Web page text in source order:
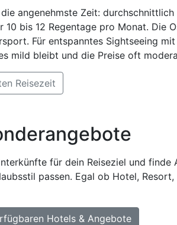
angenehmste Zeit: durchschnittlich
10 bis 12 Regentage pro Monat. Die
Für entspanntes Sightseeing
mild bleibt und die Preise oft
Reisezeit
für dein Reiseziel und finde
passen. Egal ob Hotel,
Hotels & Angebote